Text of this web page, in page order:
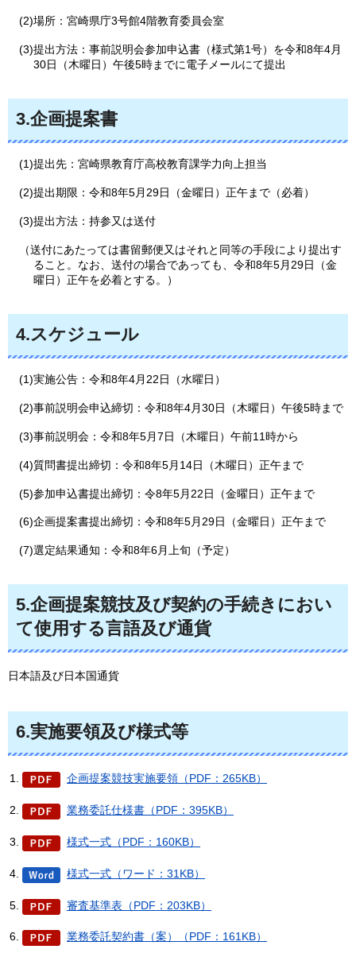
(2)場所：宮崎県庁3号館4階教育委員会室
(3)提出方法：事前説明会参加申込書（様式第1号）を令和8年4月
30日（木曜日）午後5時までに電子メールにて提出
3.企画提案書
(1)提出先：宮崎県教育庁高校教育課学力向上担当
(2)提出期限：令和8年5月29日（金曜日）正午まで（必着）
(3)提出方法：持参又は送付
（送付にあたっては書留郵便又はそれと同等の手段により提出す
ること。なお、送付の場合であっても、令和8年5月29日（金
曜日）正午を必着とする。）
4.スケジュール
(1)実施公告：令和8年4月22日（水曜日）
(2)事前説明会申込締切：令和8年4月30日（木曜日）午後5時まで
(3)事前説明会：令和8年5月7日（木曜日）午前11時から
(4)質問書提出締切：令和8年5月14日（木曜日）正午まで
(5)参加申込書提出締切：令8年5月22日（金曜日）正午まで
(6)企画提案書提出締切：令和8年5月29日（金曜日）正午まで
(7)選定結果通知：令和8年6月上旬（予定）
5.企画提案競技及び契約の手続きにおい
て使用する言語及び通貨
日本語及び日本国通貨
6.実施要領及び様式等
企画提案競技実施要領（PDF：265KB）
業務委託仕様書（PDF：395KB）
様式一式（PDF：160KB）
様式一式（ワード：31KB）
審査基準表（PDF：203KB）
業務委託契約書（案）（PDF：161KB）